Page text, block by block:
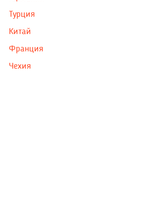
Турция
Китай
Франция
Чехия